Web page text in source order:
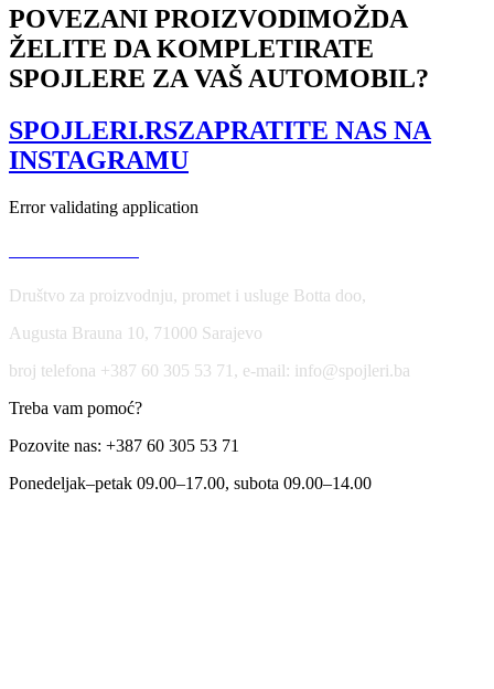
RS6
C5
AVANT
količina
POVEZANI PROIZVODIMOŽDA
ŽELITE DA KOMPLETIRATE
SPOJLERE ZA VAŠ AUTOMOBIL?
SPOJLERI.RSZAPRATITE NAS NA
INSTAGRAMU
Error validating application
Društvo za proizvodnju, promet i usluge Botta doo,
Augusta Brauna 10, 71000 Sarajevo
broj telefona +387 60 305 53 71, e-mail: info@spojleri.ba
Treba vam pomoć?
Pozovite nas: +387 60 305 53 71
Ponedeljak–petak 09.00–17.00, subota 09.00–14.00